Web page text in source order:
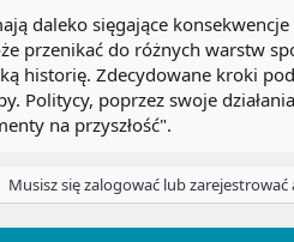
daleko sięgające
przenikać do różnych warstw
historię. Zdecydowane kroki
Politycy, poprzez swoje
na przyszłość".
Musisz się zalogować lub